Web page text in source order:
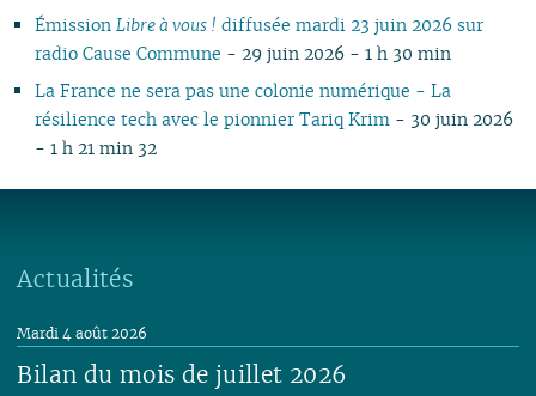
Émission Libre à vous ! diffusée mardi 23 juin 2026 sur
radio Cause Commune - 29 juin 2026 - 1 h 30 min
La France ne sera pas une colonie numérique - La
résilience tech avec le pionnier Tariq Krim- 30 juin 2026
- 1 h 21 min 32
Actualités
Bilan du mois de juillet 2026
Mardi 4 août 2026